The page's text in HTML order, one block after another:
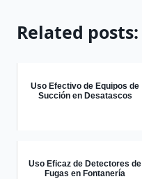
Related posts:
Uso Efectivo de Equipos de
Succión en Desatascos
Uso Eficaz de Detectores de
Fugas en Fontanería